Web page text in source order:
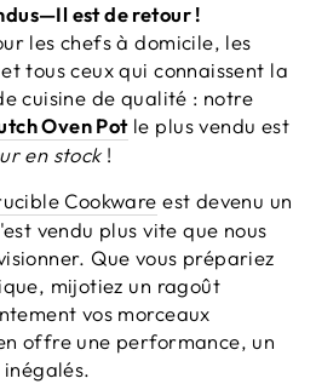
est de retour !
les chefs à domicile, les
tous ceux qui connaissent la
cuisine de qualité : notre
Oven Potle plus vendu est
en stock!
Cookware est devenu un
vendu plus vite que nous
Que vous prépariez
mijotiez un ragoût
vos morceaux
offre une performance, un